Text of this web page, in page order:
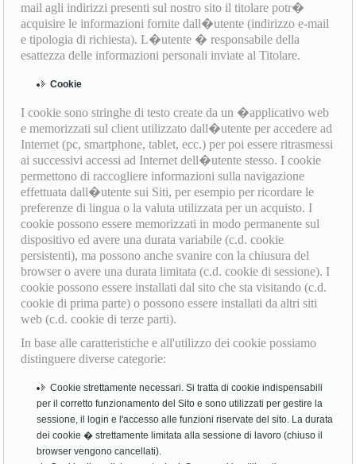
mail agli indirizzi presenti sul nostro sito il titolare potr�
acquisire le informazioni fornite dall�utente (indirizzo e-mail
e tipologia di richiesta). L�utente � responsabile della
esattezza delle informazioni personali inviate al Titolare.
Cookie
I cookie sono stringhe di testo create da un �applicativo web
e memorizzati sul client utilizzato dall�utente per accedere ad
Internet (pc, smartphone, tablet, ecc.) per poi essere ritrasmessi
ai successivi accessi ad Internet dell�utente stesso. I cookie
permettono di raccogliere informazioni sulla navigazione
effettuata dall�utente sui Siti, per esempio per ricordare le
preferenze di lingua o la valuta utilizzata per un acquisto. I
cookie possono essere memorizzati in modo permanente sul
dispositivo ed avere una durata variabile (c.d. cookie
persistenti), ma possono anche svanire con la chiusura del
browser o avere una durata limitata (c.d. cookie di sessione). I
cookie possono essere installati dal sito che sta visitando (c.d.
cookie di prima parte) o possono essere installati da altri siti
web (c.d. cookie di terze parti).
In base alle caratteristiche e all'utilizzo dei cookie possiamo
distinguere diverse categorie:
Cookie strettamente necessari. Si tratta di cookie indispensabili
per il corretto funzionamento del Sito e sono utilizzati per gestire la
sessione, il login e l'accesso alle funzioni riservate del sito. La durata
dei cookie � strettamente limitata alla sessione di lavoro (chiuso il
browser vengono cancellati).